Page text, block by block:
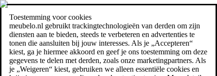
Toestemming voor cookies
meubelo.nl gebruikt trackingtechnologieën van derden om zijn
diensten aan te bieden, steeds te verbeteren en advertenties te
tonen die aansluiten bij jouw interesses. Als je „Accepteren“
kiest, ga je hiermee akkoord en geef je ons toestemming om deze
gegevens te delen met derden, zoals onze marketingpartners. Als
je „Weigeren“ kiest, gebruiken we alleen essentiële cookies en
Zoeken
meubel jezelf de beste prijs!meubel jezelf de beste prijs!